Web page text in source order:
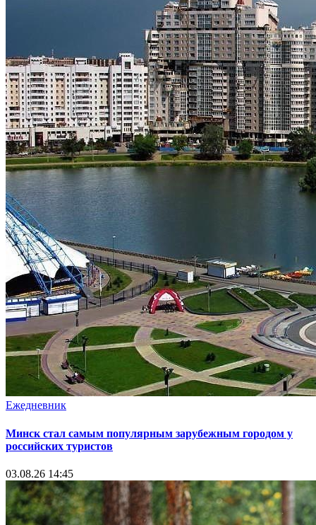
Ежедневник
Минск стал самым популярным зарубежным городом у
российских туристов
03.08.26 14:45